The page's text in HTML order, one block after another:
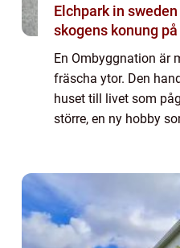
Elchpark in sweden så upplevs
skogens konung
En Ombyggnation är
fräscha ytor. Den
huset till livet som
större, en ny hobby